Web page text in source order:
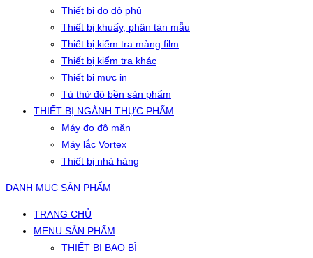
Thiết bị đo độ phủ
Thiết bị khuấy, phân tán mẫu
Thiết bị kiểm tra màng film
Thiết bị kiểm tra khác
Thiết bị mực in
Tủ thử độ bền sản phẩm
THIẾT BỊ NGÀNH THỰC PHẨM
Máy đo độ mặn
Máy lắc Vortex
Thiết bị nhà hàng
DANH MỤC SẢN PHẨM
TRANG CHỦ
MENU SẢN PHẨM
THIẾT BỊ BAO BÌ